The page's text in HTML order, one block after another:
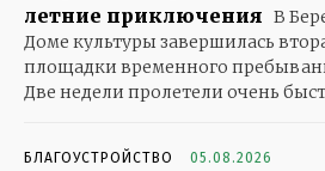
летние приключения В
Доме культуры завершилась
площадки временного
Две недели пролетели очень
БЛАГОУСТРОЙСТВО 05.08.2026